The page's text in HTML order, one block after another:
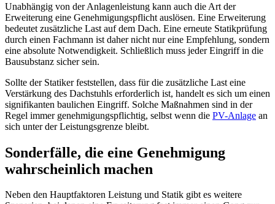
Unabhängig von der Anlagenleistung kann auch die Art der
Erweiterung eine Genehmigungspflicht auslösen. Eine Erweiterung
bedeutet zusätzliche Last auf dem Dach. Eine erneute Statikprüfung
durch einen Fachmann ist daher nicht nur eine Empfehlung, sondern
eine absolute Notwendigkeit. Schließlich muss jeder Eingriff in die
Bausubstanz sicher sein.
Sollte der Statiker feststellen, dass für die zusätzliche Last eine
Verstärkung des Dachstuhls erforderlich ist, handelt es sich um einen
signifikanten baulichen Eingriff. Solche Maßnahmen sind in der
Regel immer genehmigungspflichtig, selbst wenn die PV-Anlage an
sich unter der Leistungsgrenze bleibt.
Sonderfälle, die eine Genehmigung
wahrscheinlich machen
Neben den Hauptfaktoren Leistung und Statik gibt es weitere